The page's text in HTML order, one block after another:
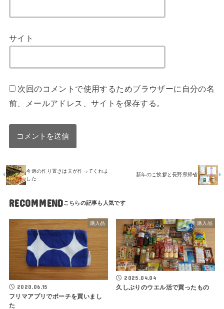
サイト
次回のコメントで使用するためブラウザーに自分の名
前、メールアドレス、サイトを保存する。
今週の作り置きは夫が作ってくれま
した
新年のご挨拶と長野県帰省
RECOMMEND
購入品
2020.06.15
フリマアプリでポーチを買いまし
た
購入品
2025.04.04
久しぶりのウエル活で買ったもの